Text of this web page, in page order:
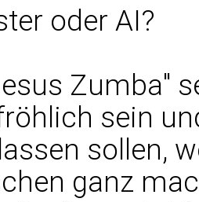
oder AI?
Zumba"
sein
sollen,
ganz